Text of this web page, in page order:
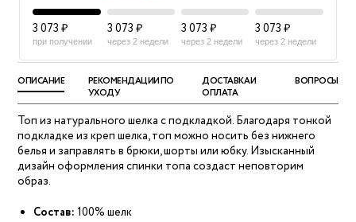
3 073 ₽
при получении
3 073 ₽
через 2 недели
3 073 ₽
через 2 недели
3 073 ₽
через 2 недели
ОПИСАНИЕ
РЕКОМЕНДАЦИИ ПО
УХОДУ
ДОСТАВКА И
ОПЛАТА
ВОПРОСЫ
Топ из натурального шелка с подкладкой. Благодаря тонкой
подкладке из креп шелка, топ можно носить без нижнего
белья и заправлять в брюки, шорты или юбку. Изысканный
дизайн оформления спинки топа создаст неповторим
образ.
Состав: 100% шелк